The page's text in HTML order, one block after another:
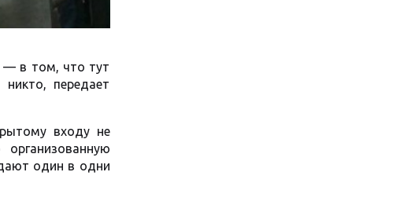
— в том, что тут
передает
входу не
один в одни